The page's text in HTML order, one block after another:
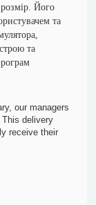
Його
та
та
our managers
delivery
receive their